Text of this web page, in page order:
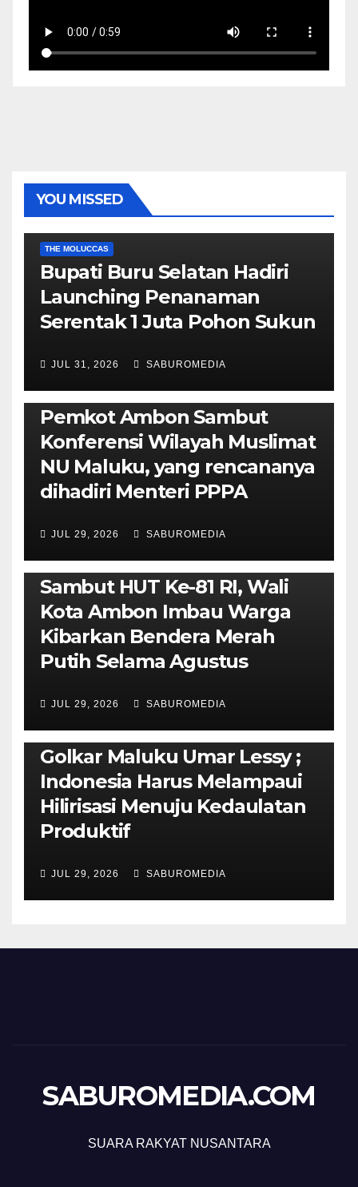
YOU MISSED
THE MOLUCCAS
Bupati Buru Selatan Hadiri
Launching Penanaman
Serentak 1 Juta Pohon Sukun
JUL 31, 2026 SABUROMEDIA
AMBON METRO JURNALISME AKTIVIS
POLITIK & PEMERINTAHAN
Pemkot Ambon Sambut
Konferensi Wilayah Muslimat
NU Maluku, yang rencananya
dihadiri Menteri PPPA
JUL 29, 2026 SABUROMEDIA
AMBON METRO POLITIK & PEMERINTAHAN
Sambut HUT Ke-81 RI, Wali
Kota Ambon Imbau Warga
Kibarkan Bendera Merah
Putih Selama Agustus
JUL 29, 2026 SABUROMEDIA
PENDIDIKAN & OLAHRAGA THE MOLUCCAS
Isi Materi LK-III HMI, Ketua
Golkar Maluku Umar Lessy ;
Indonesia Harus Melampaui
Hilirisasi Menuju Kedaulatan
Produktif
JUL 29, 2026 SABUROMEDIA
SABUROMEDIA.COM
SUARA RAKYAT NUSANTARA